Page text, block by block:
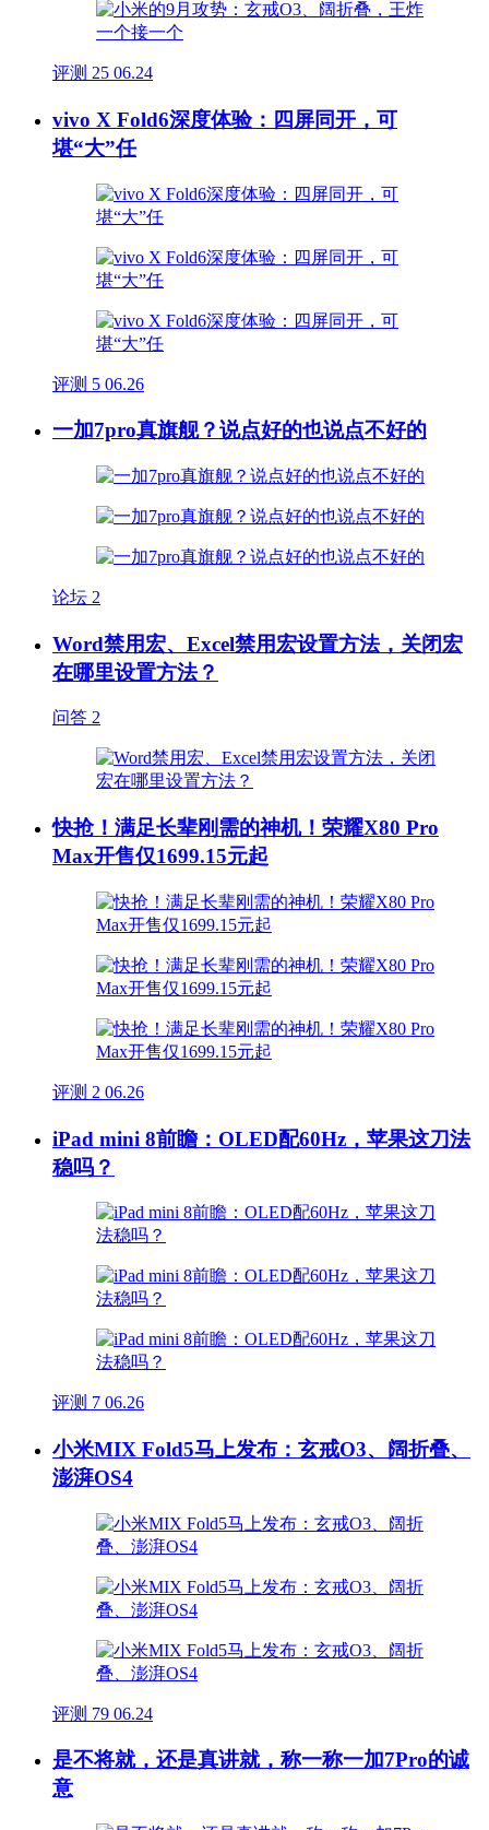
评测 25 06.24
vivo X Fold6深度体验：四屏同开，可
堪“大”任
评测 5 06.26
一加7pro真旗舰？说点好的也说点不好的
论坛 2
Word禁用宏、Excel禁用宏设置方法，关闭宏
在哪里设置方法？
问答 2
快抢！满足长辈刚需的神机！荣耀X80 Pro
Max开售仅1699.15元起
评测 2 06.26
iPad mini 8前瞻：OLED配60Hz，苹果这刀法
稳吗？
评测 7 06.26
小米MIX Fold5马上发布：玄戒O3、阔折叠、
澎湃OS4
评测 79 06.24
是不将就，还是真讲就，称一称一加7Pro的诚
意